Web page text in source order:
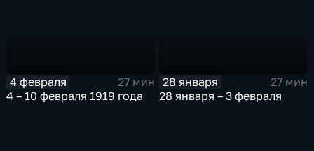
4 февраля
27 мин
4 – 10 февраля 1919 года
28 января
27 мин
28 января – 3 февраля